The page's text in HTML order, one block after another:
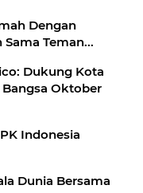
Dengan
Teman...
Dukung Kota
Oktober
Indonesia
Dunia Bersama